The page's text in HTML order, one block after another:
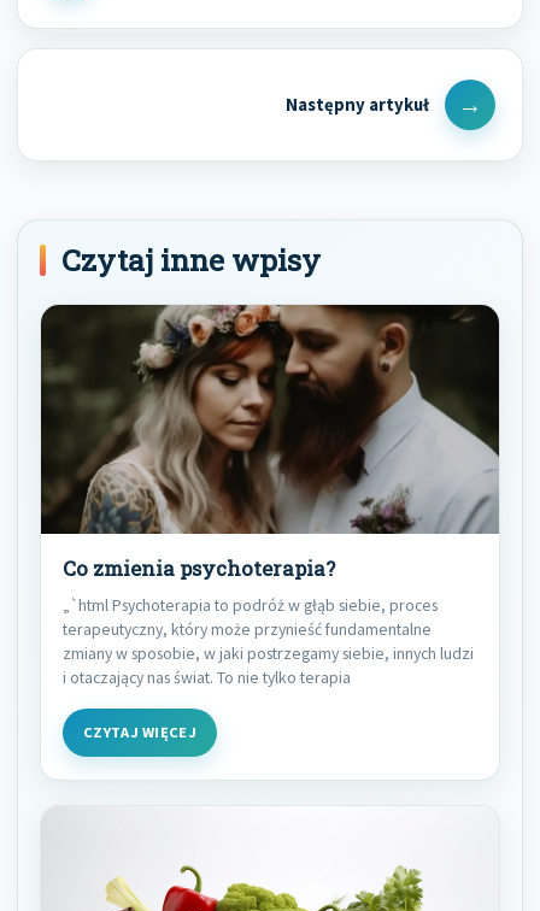
Next
Post
Czytaj inne wpisy
Co zmienia psychoterapia?
„`html Psychoterapia to podróż w głąb siebie, proces
terapeutyczny, który może przynieść fundamentalne
zmiany w sposobie, w jaki postrzegamy siebie, innych ludzi
i otaczający nas świat. To nie tylko terapia
CZYTAJ WIĘCEJ